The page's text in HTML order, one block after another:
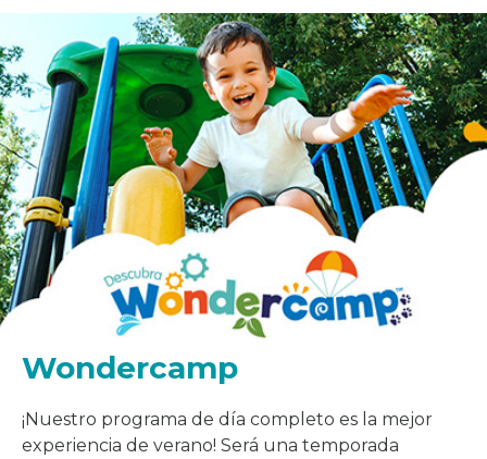
Wondercamp
¡Nuestro programa de día completo es la mejor
experiencia de verano! Será una temporada